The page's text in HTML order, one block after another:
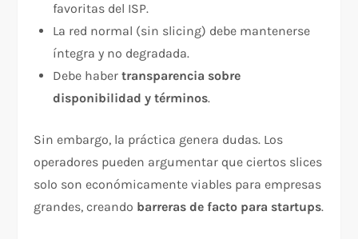
favoritas del ISP.
La red normal (sin slicing) debe mantenerse
íntegra y no degradada.
Debe habertransparencia sobre
disponibilidad y términos.​
Sin embargo, la práctica genera dudas. Los
operadores pueden argumentar que ciertos slices
solo son económicamente viables para empresas
grandes, creando barreras de facto para startups.​